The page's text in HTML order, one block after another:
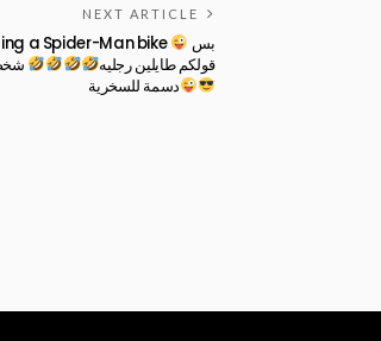
NEXT ARTICLE
a Spider-Man bike
قولكم طايلين رجليه
دسمة للسخرية